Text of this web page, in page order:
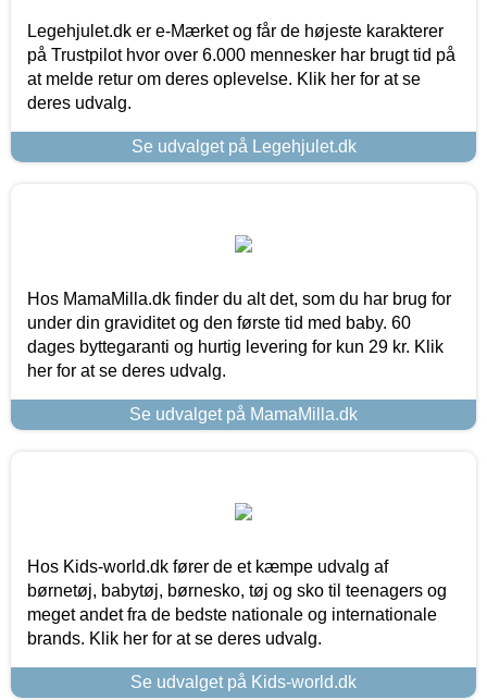
Legehjulet.dk er e-Mærket og får de højeste karakterer
på Trustpilot hvor over 6.000 mennesker har brugt tid på
at melde retur om deres oplevelse. Klik her for at se
deres udvalg.
Se udvalget på Legehjulet.dk
Hos MamaMilla.dk finder du alt det, som du har brug for
under din graviditet og den første tid med baby. 60
dages byttegaranti og hurtig levering for kun 29 kr. Klik
her for at se deres udvalg.
Se udvalget på MamaMilla.dk
Hos Kids-world.dk fører de et kæmpe udvalg af
børnetøj, babytøj, børnesko, tøj og sko til teenagers og
meget andet fra de bedste nationale og internationale
brands. Klik her for at se deres udvalg.
Se udvalget på Kids-world.dk